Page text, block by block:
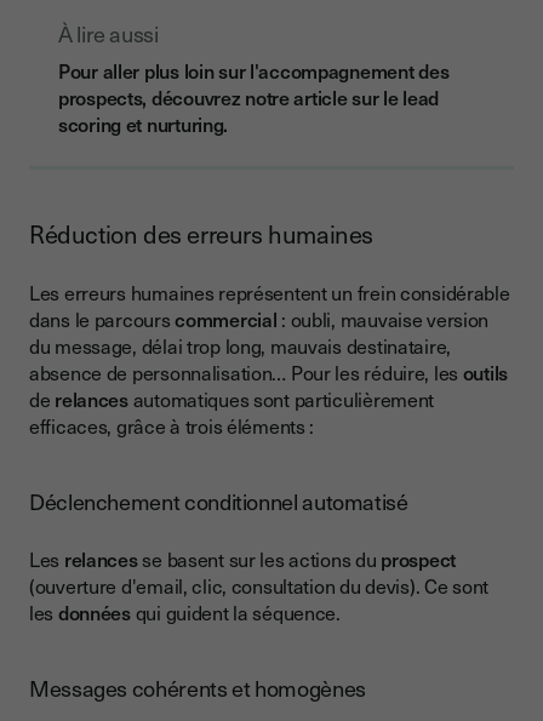
À lire aussi
Pour aller plus loin sur l'accompagnement des
prospects, découvrez notre article sur le lead
scoring et nurturing.
Réduction des erreurs humaines
Les erreurs humaines représentent un frein considérable
dans le parcourscommercial : oubli, mauvaise version
du message, délai trop long, mauvais destinataire,
absence de personnalisation… Pour les réduire, les outils
de relancesautomatiques sont particulièrement
efficaces, grâce à trois éléments :
Déclenchement conditionnel automatisé
Les relancesse basent sur les actions du prospect
(ouverture d'email, clic, consultation du devis). Ce sont
les donnéesqui guident la séquence.
Messages cohérents et homogènes